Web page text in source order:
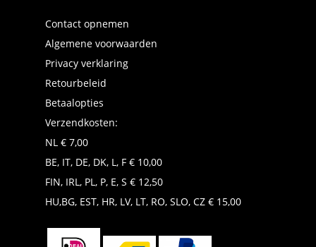
Contact opnemen
Algemene voorwaarden
Privacy verklaring
Retourbeleid
Betaalopties
Verzendkosten:
NL € 7,00
BE, IT, DE, DK, L, F € 10,00
FIN, IRL, PL, P, E, S € 12,50
HU,BG, EST, HR, LV, LT, RO, SLO, CZ € 15,00